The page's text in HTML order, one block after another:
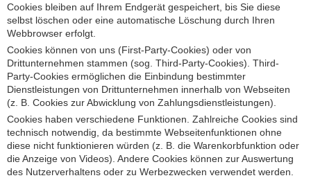
Cookies bleiben auf Ihrem Endgerät gespeichert, bis Sie diese
selbst löschen oder eine automatische Löschung durch Ihren
Webbrowser erfolgt.
Cookies können von uns (First-Party-Cookies) oder von
Drittunternehmen stammen (sog. Third-Party-Cookies). Third-
Party-Cookies ermöglichen die Einbindung bestimmter
Dienstleistungen von Drittunternehmen innerhalb von Webseiten
(z. B. Cookies zur Abwicklung von Zahlungsdienstleistungen).
Cookies haben verschiedene Funktionen. Zahlreiche Cookies sind
technisch notwendig, da bestimmte Webseitenfunktionen ohne
diese nicht funktionieren würden (z. B. die Warenkorbfunktion oder
die Anzeige von Videos). Andere Cookies können zur Auswertung
des Nutzerverhaltens oder zu Werbezwecken verwendet werden.